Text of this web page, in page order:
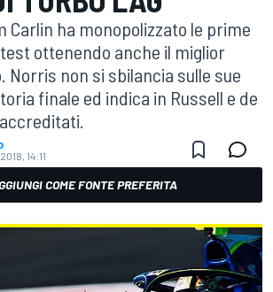
Carlin ha monopolizzato le prime
ottenendo anche il miglior
Norris non si sbilancia sulle sue
finale ed indica in Russell e de
14:11
COME FONTE PREFERITA